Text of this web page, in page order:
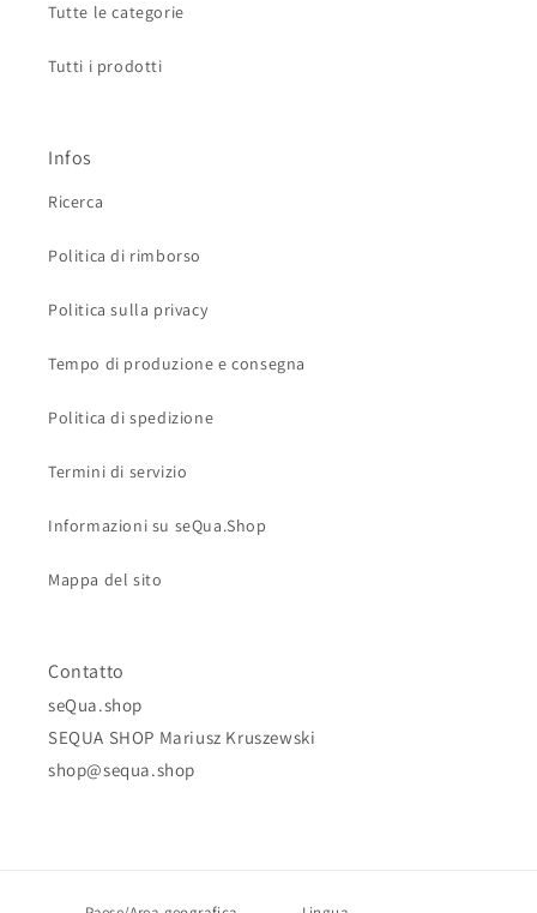
Tutte le categorie
Tutti i prodotti
Infos
Ricerca
Politica di rimborso
Politica sulla privacy
Tempo di produzione e consegna
Politica di spedizione
Termini di servizio
Informazioni su seQua.Shop
Mappa del sito
Contatto
seQua.shop
SEQUA SHOP Mariusz Kruszewski
shop@sequa.shop